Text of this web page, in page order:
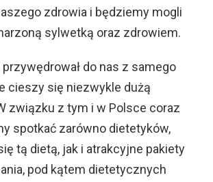
zdrowia i będziemy mogli
sylwetką oraz zdrowiem.
do nas z samego
cieszy się niezwykle dużą
związku z tym i w Polsce coraz
spotkać zarówno dietetyków,
tą dietą, jak i atrakcyjne pakiety
pod kątem dietetycznych